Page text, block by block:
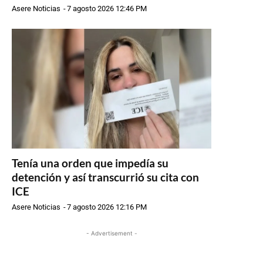
Asere Noticias -7 agosto 2026 12:46 PM
Tenía una orden que impedía su
detención y así transcurrió su cita con
ICE
Asere Noticias -7 agosto 2026 12:16 PM
- Advertisement -